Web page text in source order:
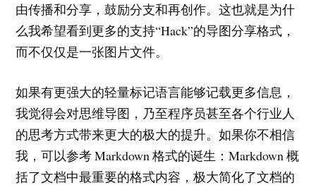
由传播和分享，鼓励分支和再创作。这也就是为什
么我希望看到更多的支持“Hack”的导图分享格式，
而不仅仅是一张图片文件。
如果有更强大的轻量标记语言能够记载更多信息，
我觉得会对思维导图，乃至程序员甚至各个行业人
的思考方式带来更大的极大的提升。如果你不相信
我，可以参考 Markdown 格式的诞生：Markdown 概
括了文档中最重要的格式内容，极大简化了文档的